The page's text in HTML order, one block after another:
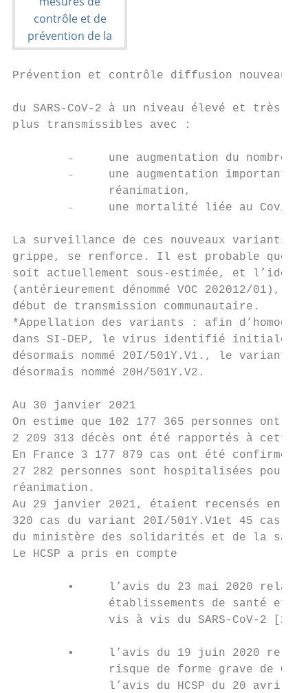
Prévention et contrôle diffusion
du SARS-CoV-2 à un niveau élevé et très
plus transmissibles avec :
₋     une augmentation du nombre
₋     une augmentation importante
              réanimation,
₋     une mortalité liée au Covid-
La surveillance de ces nouveaux
grippe, se renforce. Il est probable que
soit actuellement sous-estimée, et
(antérieurement dénommé VOC 202012/01),
début de transmission communautaire.
*Appellation des variants : afin
dans SI-DEP, le virus identifié initialement
désormais nommé 20I/501Y.V1., le
désormais nommé 20H/501Y.V2.
Au 30 janvier 2021
On estime que 102 177 365 personnes ont
2 209 313 décès ont été rapportés à cette
En France 3 177 879 cas ont été confirmés
27 282 personnes sont hospitalisées pour
réanimation.
Au 29 janvier 2021, étaient recensés en
320 cas du variant 20I/501Y.V1et 45 cas
du ministère des solidarités et de la
Le HCSP a pris en compte
•     l’avis du 23 mai 2020
établissements de santé et
              vis à vis du SARS-CoV-2 [2] ;
•     l’avis du 19 juin 2020
risque de forme grave de
l’avis du HCSP du 20 avril